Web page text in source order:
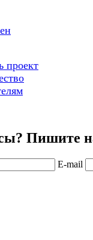
проект
Пишите
E-mail